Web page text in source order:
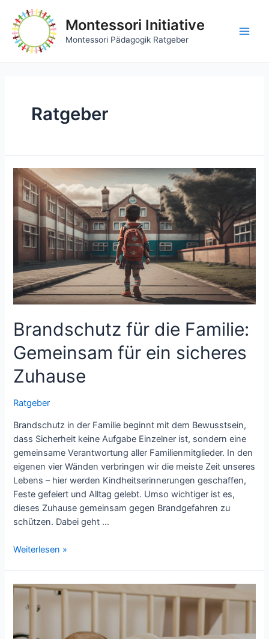
Inhalt
springen
Montessori Initiative
Montessori Pädagogik Ratgeber
Ratgeber
Brandschutz für die Familie:
Gemeinsam für ein sicheres
Zuhause
Ratgeber
Brandschutz in der Familie beginnt mit dem Bewusstsein,
dass Sicherheit keine Aufgabe Einzelner ist, sondern eine
gemeinsame Verantwortung aller Familienmitglieder. In den
eigenen vier Wänden verbringen wir die meiste Zeit unseres
Lebens – hier werden Kindheitserinnerungen geschaffen,
Feste gefeiert und Alltag gelebt. Umso wichtiger ist es,
dieses Zuhause gemeinsam gegen Brandgefahren zu
schützen. Dabei geht …
Brandschutz
Familie:
Gemeinsam
ein
Weiterlesen »